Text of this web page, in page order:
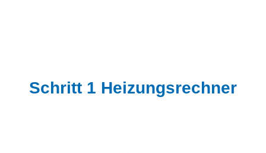
Schritt 1 Heizungsrechner